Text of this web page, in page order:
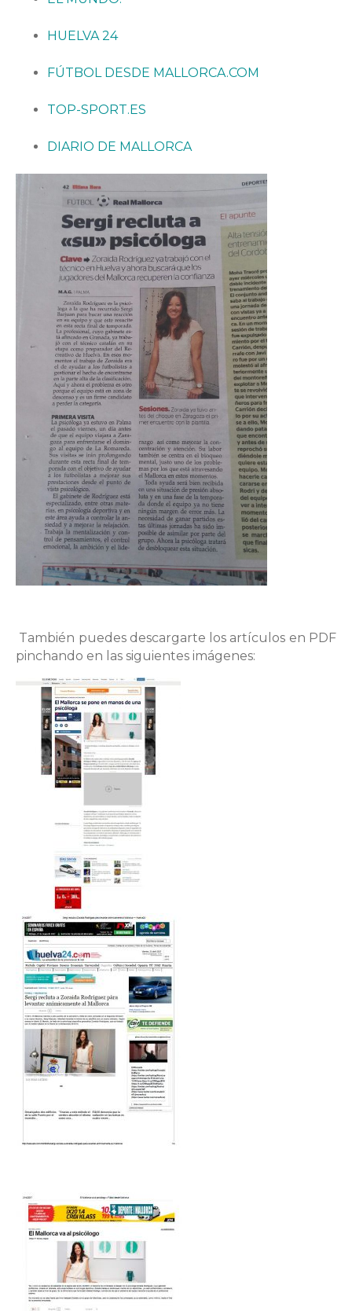
HUELVA 24
FÚTBOL DESDE MALLORCA.COM
TOP-SPORT.ES
DIARIO DE MALLORCA
También puedes descargarte los artículos en PDF
pinchando en las siguientes imágenes: